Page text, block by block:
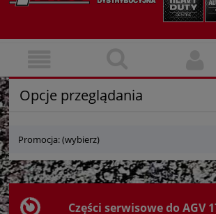
Opcje przeglądania
Promocja: (wybierz)
Części serwisowe do AGV